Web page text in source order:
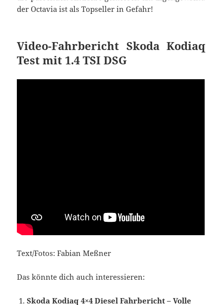
der Octavia ist als Topseller in Gefahr!
Video-Fahrbericht Skoda Kodiaq
Test mit 1.4 TSI DSG
Text/Fotos: Fabian Meßner
Das könnte dich auch interessieren:
Skoda Kodiaq 4×4 Diesel Fahrbericht – Volle